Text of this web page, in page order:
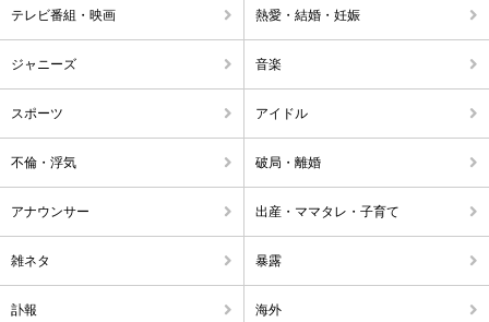
テレビ番組・映画 熱愛・結婚・妊娠
ジャニーズ 音楽
スポーツ アイドル
不倫・浮気 破局・離婚
アナウンサー 出産・ママタレ・子育て
雑ネタ 暴露
訃報 海外